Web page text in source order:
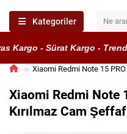
Kategoriler
- Sürat Kargo -
Xiaomi Redmi Note 15 PRO
Xiaomi Redmi Note
Kırılmaz Cam